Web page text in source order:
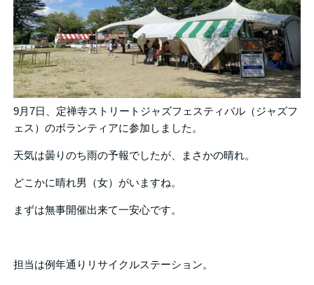
9月7日、定禅寺ストリートジャズフェスティバル（ジャズフ
ェス）のボランティアに参加しました。
天気は曇りのち雨の予報でしたが、まさかの晴れ。
どこかに晴れ男（女）がいますね。
まずは無事開催出来て一安心です。
担当は例年通りリサイクルステーション。